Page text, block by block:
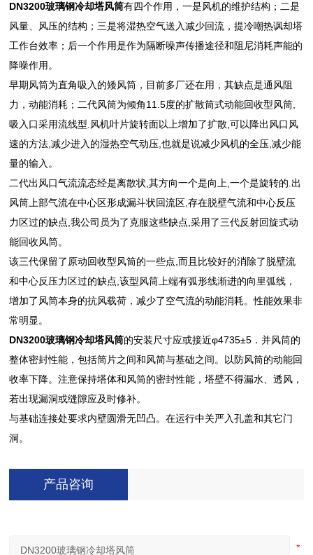
DN3200玻璃钢冷却塔风筒有四个作用，一是风机的维护结构；二是
风量、风压的结构；三是将湿热空气送入减少回流，提冷嘲热讽却塔
工作台效率；后一个作用是作为隔断噪声传播途径和阻尼消耗声能的
降噪作用。
早期风筒为直角吸入的矮风筒，目前多厂还在用，其缺点是通风阻
力，动能消耗；二代风筒为倾角11.5度的扩散筒式动能回收型风筒,
吸入口采用流线型.风机叶片旋转面以上增加了扩散,可以降出风口风
速的方法,减少进入的湿热空气动压,也就是说减少风机的全压,减少能
量的输入。
二代出风口气流流态经是离散状,其方向一个是向上,一个是旋转的.出
风筒上部气流在中心区形成漏斗状回流区,存在脱壁气流和中心反压
力区过的缺点,我公司员为了克服这些缺点,采用了三代反射回旋式动
能回收风筒。
该三代保留了原动回收型风筒的一些点,而且比较好的消除了脱壁流
和中心反压力区过的缺点,该型风筒上端有弧形线渐进的向里弧线，
增加了风筒本身的抗风载荷，减少了空气流的动能消耗。性能效果非
常明显。
DN3200玻璃钢冷却塔风筒的安装尺寸应或接近φ4735±5．并风筒的
整体密封性能，包括筒片之间和风简与基础之间。以防风筒的动能回
收率下降。注意保持塔体和风筒的密封性能，塔壁不得漏水、透风，
若出现漏洞或缝隙应及时修补。
与基础连接处要求内壁圆滑无凹凸。在运行中关严入孔盖和其它门
洞。
产品咨询